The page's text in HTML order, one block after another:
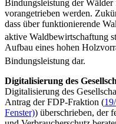
Bindungsleistung der
vorangetrieben werden.
dass über funktionierende
aktive Waldbewirtschaftung
Aufbau eines hohen
Bindungsleistung dar.
Digitalisierung des
Digitalisierung des
Antrag der FDP-Fraktion (
Fenster)) überschrieben, der